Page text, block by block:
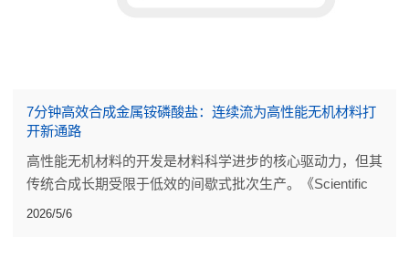
7分钟高效合成金属铵磷酸盐：连续流为高性能无机材料打
开新通路
高性能无机材料的开发是材料科学进步的核心驱动力，但其
传统合成长期受限于低效的间歇式批次生产。《Scientific
Reports》发表的一项研究，为这类材料的制备带来了突破
2026/5/6